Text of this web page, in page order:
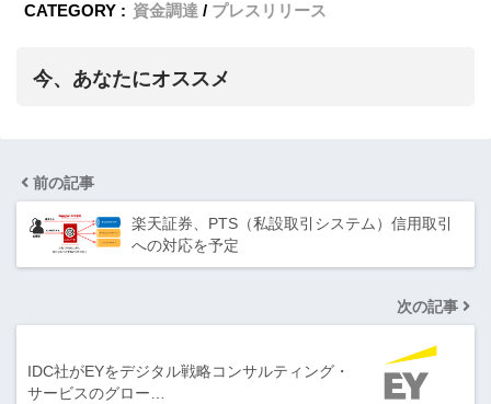
CATEGORY : 資金調達 プレスリリース
今、あなたにオススメ
前の記事
楽天証券、PTS（私設取引システム）信用取引
への対応を予定
次の記事
IDC社がEYをデジタル戦略コンサルティング・
サービスのグロー…